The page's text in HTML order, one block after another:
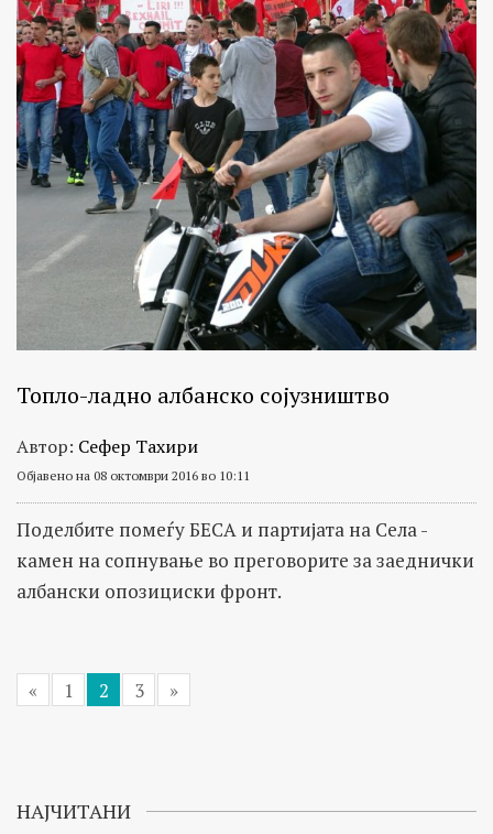
Топло-ладно албанско сојузништво
Автор: Сефер Тахири
Објавено на 08 октомври 2016 во 10:11
Поделбите помеѓу БЕСА и партијата на Села -
камен на сопнување во преговорите за заеднички
албански опозициски фронт.
« 1 2 3 »
НАЈЧИТАНИ